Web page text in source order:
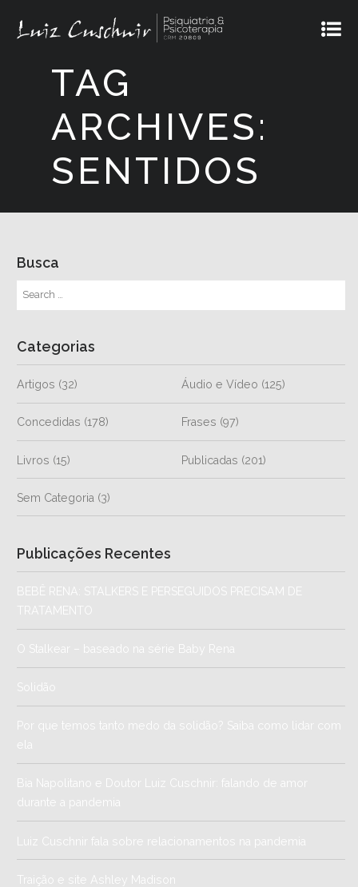
TAG
ARCHIVES:
SENTIDOS
Busca
Categorias
Artigos (32) Áudio e Vídeo (125)
Concedidas (178) Frases (97)
Livros (15) Publicadas (201)
Sem Categoria (3)
Publicações Recentes
BEBÊ RENA: STALKERS E PERSEGUIDOS PRECISAM DE
TRATAMENTO
O Stalkear – baseado na série Baby Rena
Solidão
Por que temos tanto medo da solidão? Saiba como lidar com
ela
Bia Napolitano e Doutor Luiz Cuschnir: falando de amor
durante a pandemia
Luiz Cuschnir fala sobre relacionamentos na pandemia
Traição e site Ashley Madison